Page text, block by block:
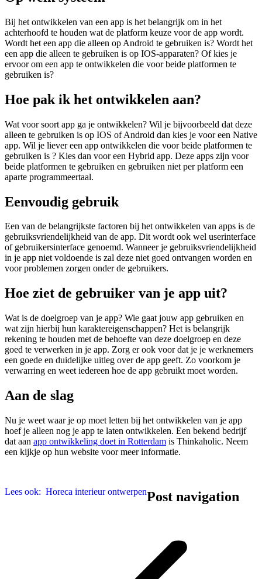
Bij het ontwikkelen van een app is het belangrijk om in het
achterhoofd te houden wat de platform keuze voor de app wordt.
Wordt het een app die alleen op Android te gebruiken is? Wordt het
een app die alleen te gebruiken is op IOS-apparaten? Of kies je
ervoor om een app te ontwikkelen die voor beide platformen te
gebruiken is?
Hoe pak ik het ontwikkelen aan?
Wat voor soort app ga je ontwikkelen? Wil je bijvoorbeeld dat deze
alleen te gebruiken is op IOS of Android dan kies je voor een Native
app. Wil je liever een app ontwikkelen die voor beide platformen te
gebruiken is ? Kies dan voor een Hybrid app. Deze apps zijn voor
beide platformen te gebruiken en gebruiken niet per platform een
aparte programmeertaal.
Eenvoudig gebruik
Een van de belangrijkste factoren bij het ontwikkelen van apps is de
gebruiksvriendelijkheid van de app. Dit wordt ook wel userinterface
of gebruikersinterface genoemd. Wanneer je gebruiksvriendelijkheid
in je app niet voldoende is zal deze niet goed ontvangen worden en
voor problemen zorgen onder de gebruikers.
Hoe ziet de gebruiker van je app uit?
Wat is de doelgroep van je app? Wie gaat jouw app gebruiken en
wat zijn hierbij hun karaktereigenschappen? Het is belangrijk
rekening te houden met de behoefte van deze doelgroep en deze
goed te verwerken in je app. Zorg er ook voor dat je je werknemers
een goede en duidelijke uitleg over de app geeft. Zo voorkom je
verwarring en weet iedereen hoe de app gebruikt moet worden.
Aan de slag
Nu je weet waar je op moet letten bij het ontwikkelen van je app
hoef je alleen nog je app te laten ontwikkelen. Een bekend bedrijf
dat aan app ontwikkeling doet in Rotterdam is Thinkaholic. Neem
een kijkje op hun website voor meer informatie.
Lees ook: Horeca interieur ontwerpenPost navigation